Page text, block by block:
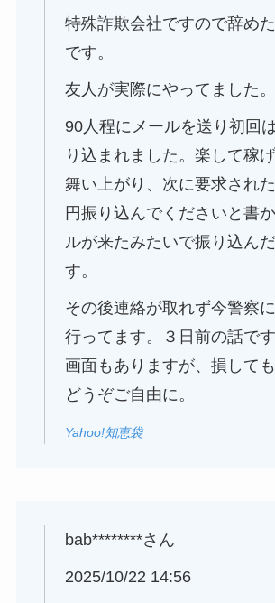
特殊詐欺会社ですので辞め
です。
友人が実際にやってました。
90人程にメールを送り初回
り込まれました。楽して稼
舞い上がり、次に要求され
円振り込んでくださいと書
ルが来たみたいで振り込ん
す。
その後連絡が取れず今警察
行ってます。３日前の話で
画面もありますが、損して
どうぞご自由に。
Yahoo!知恵袋
bab********さん
2025/10/22 14:56